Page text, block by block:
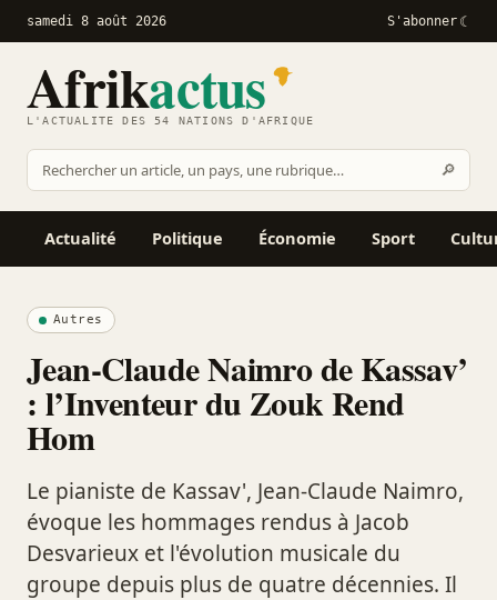
samedi 8 août 2026 S'abonner
Afrikactus
L'ACTUALITÉ DES 54 NATIONS D'AFRIQUE
Rechercher
sur
Afrikactus
🔎
Actualité Politique Économie Sport
Autres
Jean-Claude Naimro de Kassav’
: l’Inventeur du Zouk Rend
Hom
Le pianiste de Kassav', Jean-Claude Naimro,
évoque les hommages rendus à Jacob
Desvarieux et l'évolution musicale du
groupe depuis plus de quatre décennies. Il